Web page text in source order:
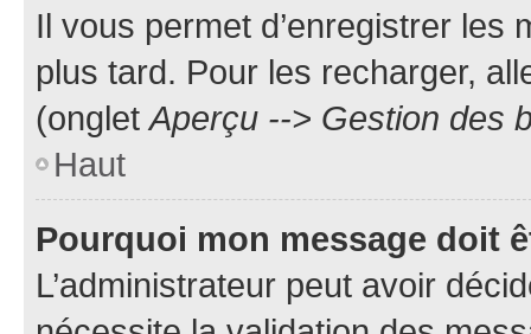
Il vous permet d’enregistrer
plus tard. Pour les recharger,
(ongletAperçu --> Gestion des
Haut
Pourquoi mon message doit
L’administrateur peut avoir